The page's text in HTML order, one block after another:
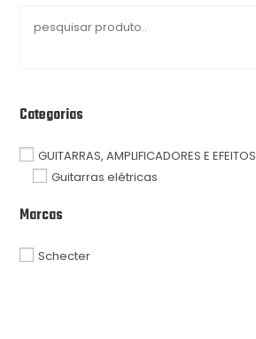
Categorias
GUITARRAS, AMPLIFICADORES E EFEITOS
Guitarras elétricas
Marcas
Schecter